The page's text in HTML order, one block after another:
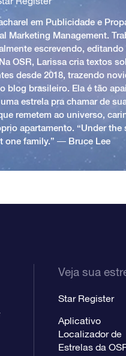
em Publicidade e
Marketing Management.
escrevendo,
OSR, Larissa cria textos
desde 2018, trazendo
blog brasileiro. Ela é tão
estrela pra chamar de
remetem ao universo,
apartamento. “Under the
one family.” ― Bruce Lee
Veja sua
Star Register
Aplicativo
Localizador de
Estrelas da